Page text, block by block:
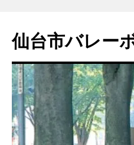
テ
ン
へ
ス
キ
ッ
プ
仙台市バレー